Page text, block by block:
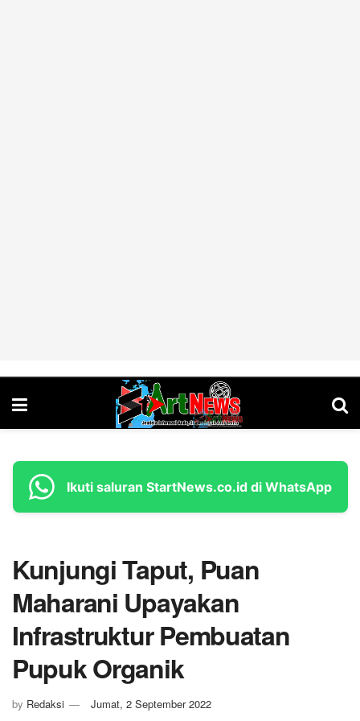
Ikuti saluran StartNews.co.id di WhatsApp
Kunjungi Taput, Puan
Maharani Upayakan
Infrastruktur Pembuatan
Pupuk Organik
by Redaksi Jumat, 2 September 2022